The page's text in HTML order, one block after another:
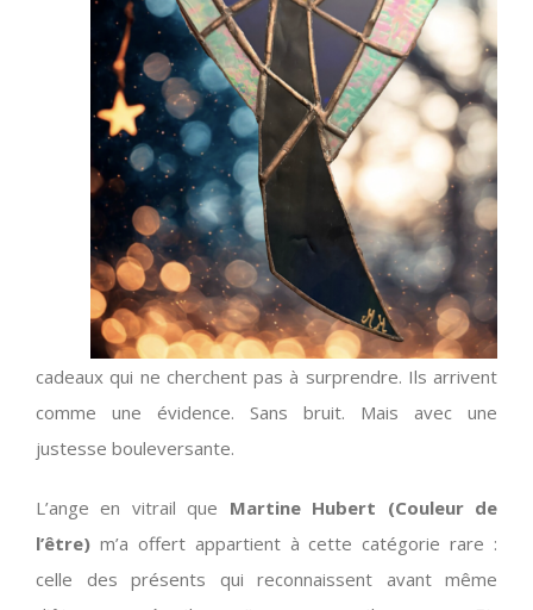
cadeaux qui ne cherchent pas à surprendre. Ils arrivent
comme une évidence. Sans bruit. Mais avec une
justesse bouleversante.
L’ange en vitrail que Martine Hubert (Couleur de
l’être) m’a offert appartient à cette catégorie rare :
celle des présents qui reconnaissent avant même